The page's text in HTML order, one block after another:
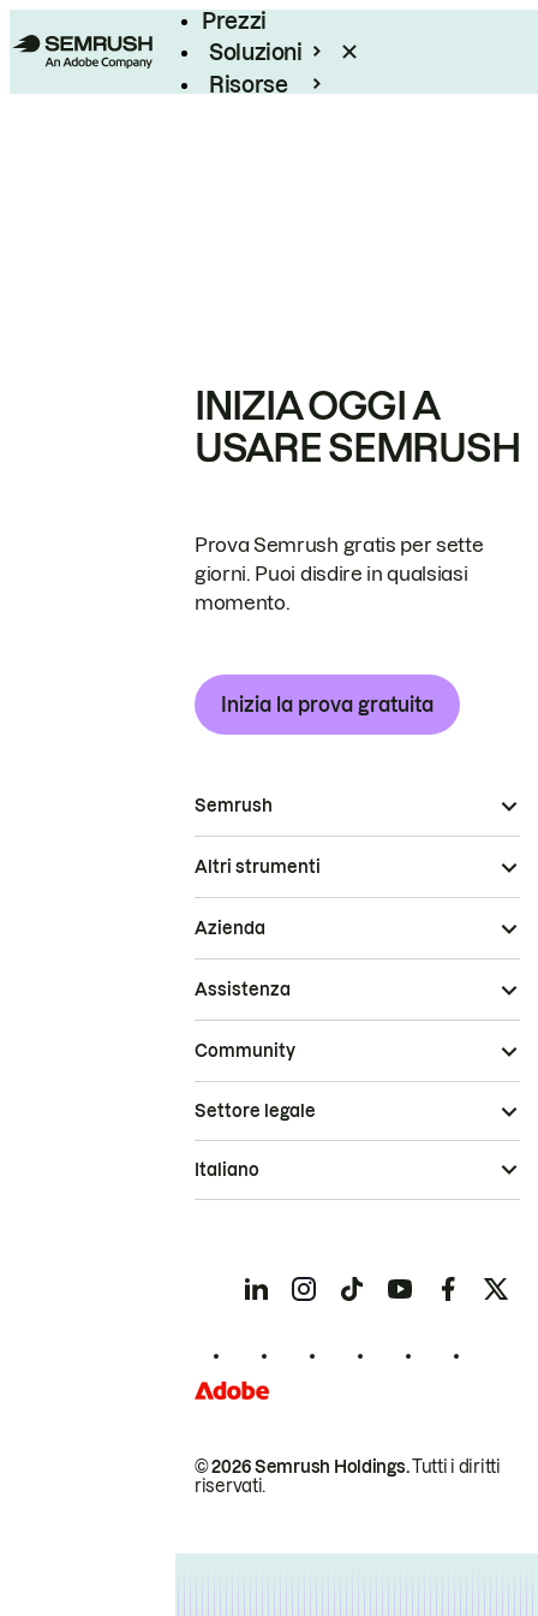
Prezzi
Soluzioni
Risorse
INIZIA OGGI A
USARE SEMRUSH
Prova Semrush gratis per sette
giorni. Puoi disdire in qualsiasi
momento.
Inizia la prova gratuita
Semrush
Altri strumenti
Azienda
Assistenza
Community
© 2026 Semrush Holdings.Tutti i diritti
riservati.
Settore legale
Italiano